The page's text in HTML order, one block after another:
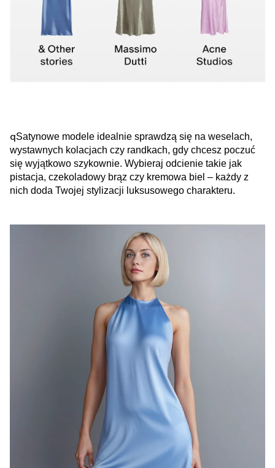
qSatynowe modele idealnie sprawdzą się na weselach,
wystawnych kolacjach czy randkach, gdy chcesz poczuć
się wyjątkowo szykownie. Wybieraj odcienie takie jak
pistacja, czekoladowy brąz czy kremowa biel – każdy z
nich doda Twojej stylizacji luksusowego charakteru.